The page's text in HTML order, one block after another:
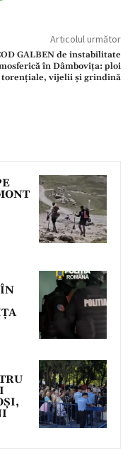
Articolul următor
GALBEN de instabilitate
în Dâmbovița: ploi
torențiale, vijelii și grindină